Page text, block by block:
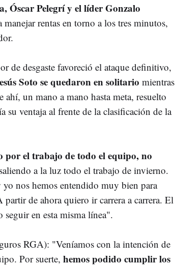
Óscar Pelegrí y el líder Gonzalo
rentas en torno a los tres minutos,
de desgaste favoreció el ataque definitivo,
Soto se quedaron en solitario mientras
un mano a mano hasta meta, resuelto
ventaja al frente de la clasificación de la
por el trabajo de todo el equipo, no
a la luz todo el trabajo de invierno.
nos hemos entendido muy bien para
de ahora quiero ir carrera a carrera. El
en esta misma línea".
RGA): "Veníamos con la intención de
Por suerte, hemos podido cumplir los